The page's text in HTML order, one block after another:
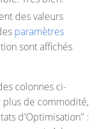
des valeurs
paramètres
sont affichés
colonnes ci-
plus de commodité,
d'Optimisation" :